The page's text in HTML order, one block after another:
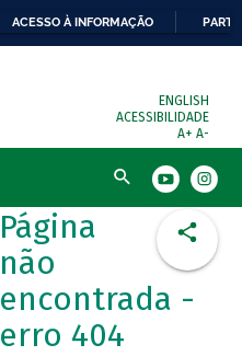
ACESSO À INFORMAÇÃO
ENGLISH
ACESSIBILIDADE
A+ A-
Busca
Página
não
encontrada -
erro 404